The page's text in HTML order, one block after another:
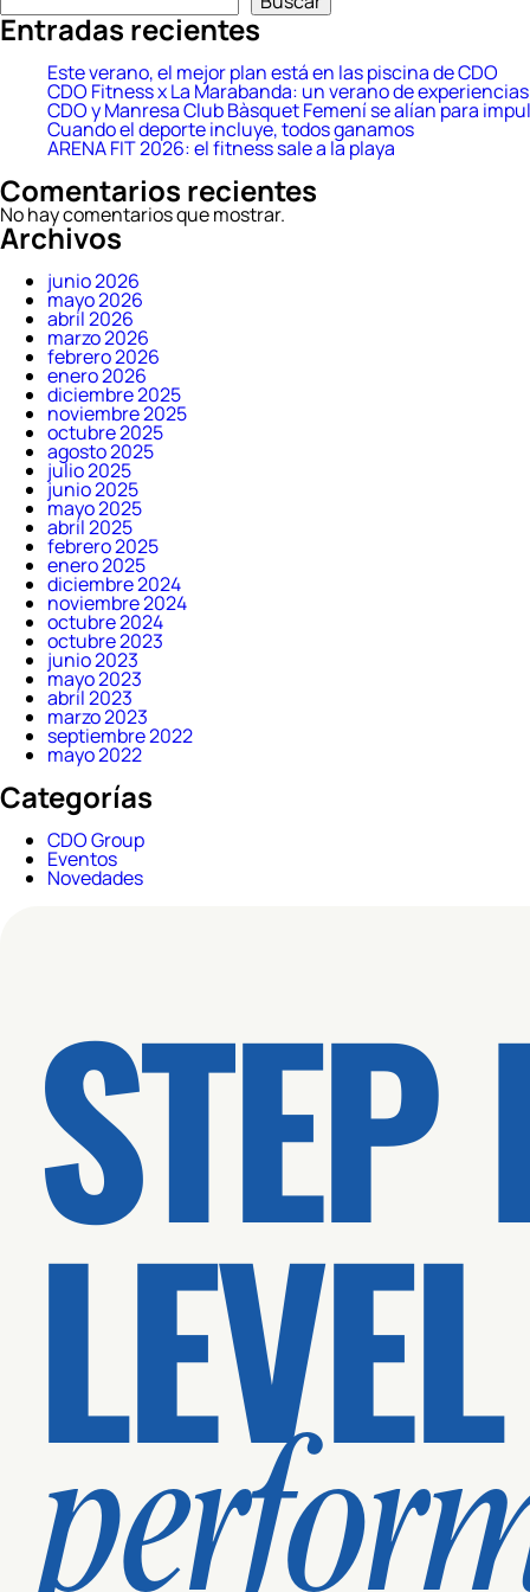
Entradas recientes
Este verano, el mejor plan está en las piscina de CDO
CDO Fitness x La Marabanda: un verano de
CDO y Manresa Club Bàsquet Femení se alían para
Cuando el deporte incluye, todos ganamos
ARENA FIT 2026: el fitness sale a la playa
Comentarios recientes
No hay comentarios que mostrar.
Archivos
junio 2026
mayo 2026
abril 2026
marzo 2026
febrero 2026
enero 2026
diciembre 2025
noviembre 2025
octubre 2025
agosto 2025
julio 2025
junio 2025
mayo 2025
abril 2025
febrero 2025
enero 2025
diciembre 2024
noviembre 2024
octubre 2024
octubre 2023
junio 2023
mayo 2023
abril 2023
marzo 2023
septiembre 2022
mayo 2022
Categorías
CDO Group
Eventos
Novedades
STEP